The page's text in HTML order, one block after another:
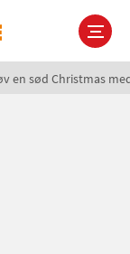
en sød Christmas